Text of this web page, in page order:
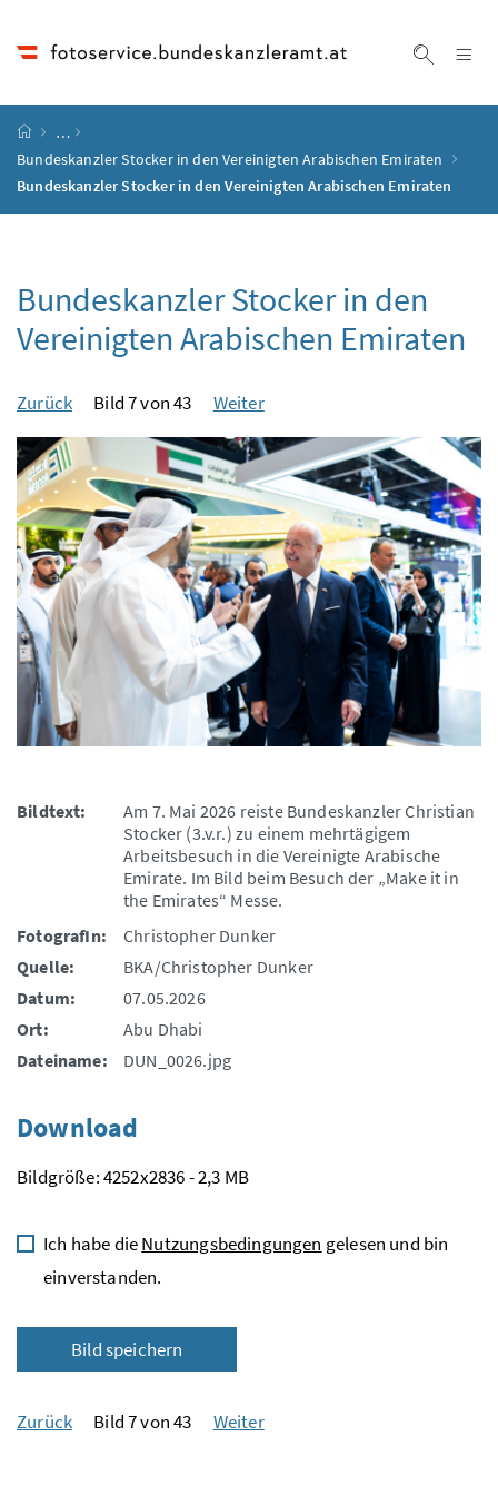
Startseite
…
Bundeskanzler Stocker in den Vereinigten Arabischen Emiraten
Bundeskanzler Stocker in den Vereinigten Arabischen Emiraten
Bundeskanzler Stocker in den
Vereinigten Arabischen Emiraten
Zurück Bild 7 von 43 Weiter
Bildtext:
Am 7. Mai 2026 reiste Bundeskanzler Christian
Stocker (3.v.r.) zu einem mehrtägigem
Arbeitsbesuch in die Vereinigte Arabische
Emirate. Im Bild beim Besuch der „Make it in
the Emirates“ Messe.
FotografIn:
Christopher Dunker
Quelle:
BKA/Christopher Dunker
Datum:
07.05.2026
Ort:
Abu Dhabi
Dateiname:
DUN_0026.jpg
Download
Bildgröße: 4252x2836 - 2,3 MB
Ich habe dieNutzungsbedingungen gelesen und bin
einverstanden.
Bild speichern
Zurück Bild 7 von 43 Weiter